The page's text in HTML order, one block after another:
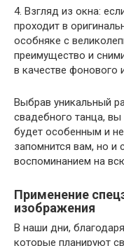
4. Взгляд из окна:
проходит в
особняке с
преимущество и
в качестве фонового
Выбрав уникальный
свадебного танца,
будет особенным и
запомнится вам, но и
воспоминанием на
Применение
изображения
В наши дни,
которые планируют